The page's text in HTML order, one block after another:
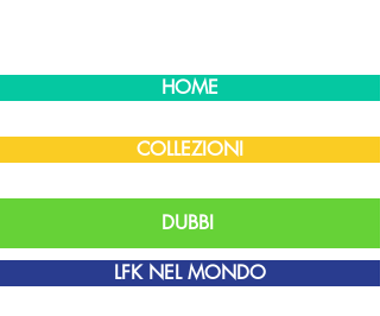
HOME
COLLEZIONI
DUBBI
LFK NEL MONDO